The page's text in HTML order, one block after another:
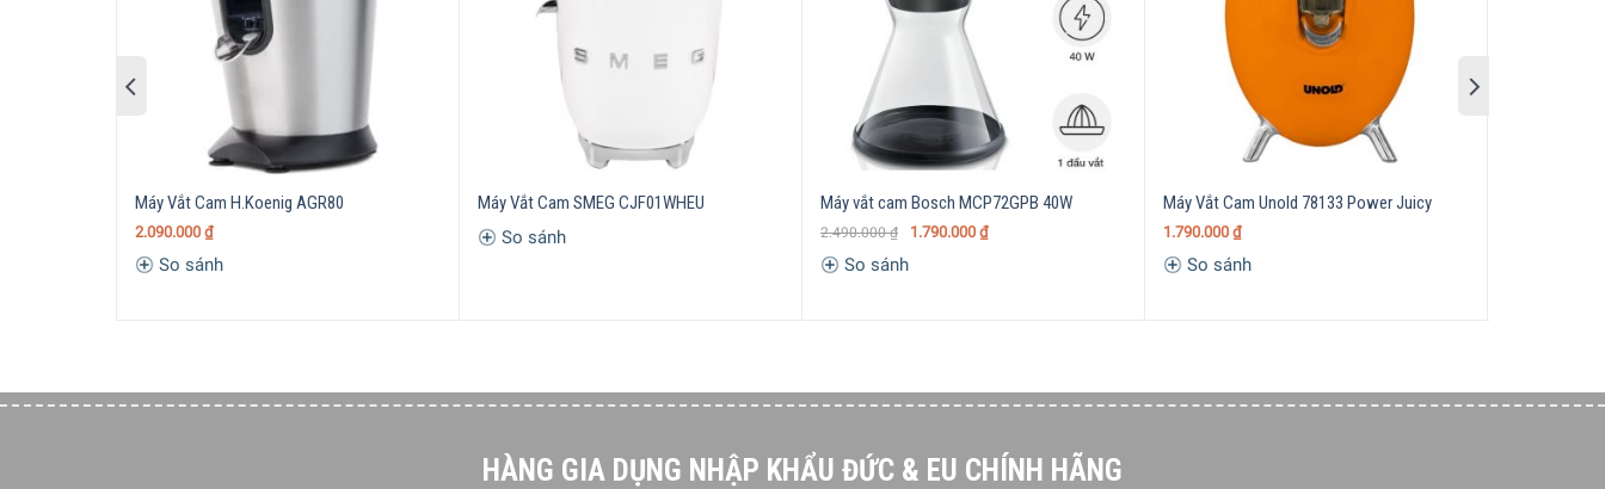
Ưu điểm nổi bật Máy Vắt Cam Steba ZP 3
Vỏ thép không gỉ
Máy Vắt Cam H.Koenig AGR80
2.090.000 ₫
So sánh
Máy Vắt Cam SMEG CJF01WHEU
So sánh
Máy vắt cam Bosch MCP72GPB 40W
2.490.000₫ 1.790.000 ₫
So sánh
Máy Vắt Cam Unold 78133 Power Juicy
1.790.000 ₫
So sánh
HÀNG GIA DỤNG NHẬP KHẨU ĐỨC & EU CHÍNH HÃNG